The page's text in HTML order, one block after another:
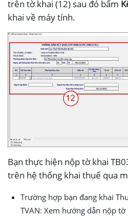
trên tờ khai (12) sau đó bấm
khai về máy tính.
Bạn thực hiện nộp tờ khai
trên hệ thống khai thuế qua
Trường hợp bạn đang khai
TVAN: Xem hướng dẫn nộp tờ